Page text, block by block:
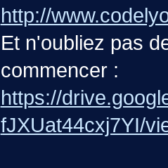
http://
Et n'oubliez pas
commencer :
https://
fJXUat44cxj7YI/